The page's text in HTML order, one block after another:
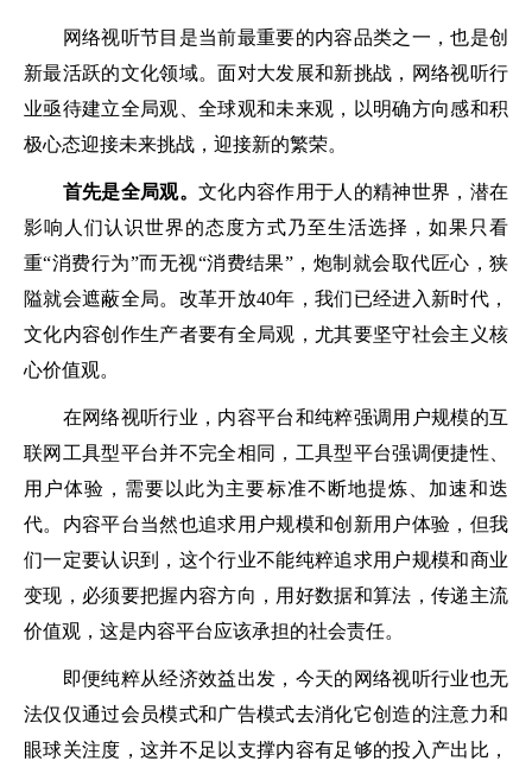
网络视听节目是当前最重要的内容品类之一，也是创
新最活跃的文化领域。面对大发展和新挑战，网络视听行
业亟待建立全局观、全球观和未来观，以明确方向感和积
极心态迎接未来挑战，迎接新的繁荣。
首先是全局观。文化内容作用于人的精神世界，潜在
影响人们认识世界的态度方式乃至生活选择，如果只看
重“消费行为”而无视“消费结果”，炮制就会取代匠心，狭
隘就会遮蔽全局。改革开放40年，我们已经进入新时代，
文化内容创作生产者要有全局观，尤其要坚守社会主义核
心价值观。
在网络视听行业，内容平台和纯粹强调用户规模的互
联网工具型平台并不完全相同，工具型平台强调便捷性、
用户体验，需要以此为主要标准不断地提炼、加速和迭
代。内容平台当然也追求用户规模和创新用户体验，但我
们一定要认识到，这个行业不能纯粹追求用户规模和商业
变现，必须要把握内容方向，用好数据和算法，传递主流
价值观，这是内容平台应该承担的社会责任。
即便纯粹从经济效益出发，今天的网络视听行业也无
法仅仅通过会员模式和广告模式去消化它创造的注意力和
眼球关注度，这并不足以支撑内容有足够的投入产出比，